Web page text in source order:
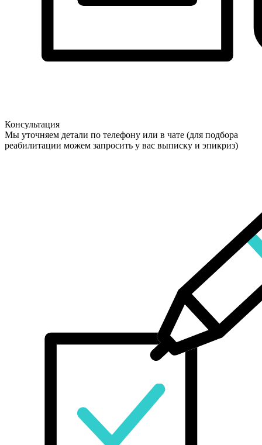
Консультация
Мы уточняем детали по телефону или в чате (для подбора
реабилитации можем запросить у вас выписку и эпикриз)